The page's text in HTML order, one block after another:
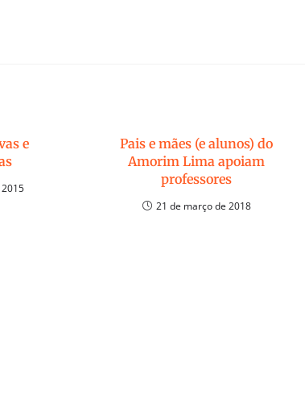
e
Pais e mães (e alunos) do
Amorim Lima apoiam
professores
21 de março de 2018